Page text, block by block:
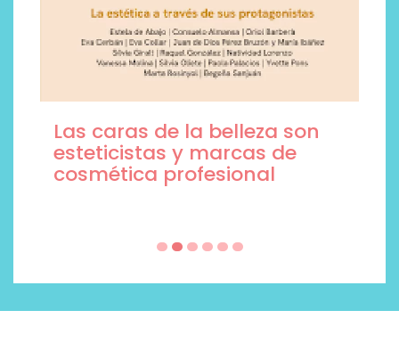
Las caras de la belleza son
esteticistas y marcas de
cosmética profesional